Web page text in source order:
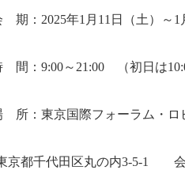
期：2025年1月11日（土）～
間：9:00～21:00 （初日は
所：東京国際フォーラム・ロ
東京都千代田区丸の内3-5-1